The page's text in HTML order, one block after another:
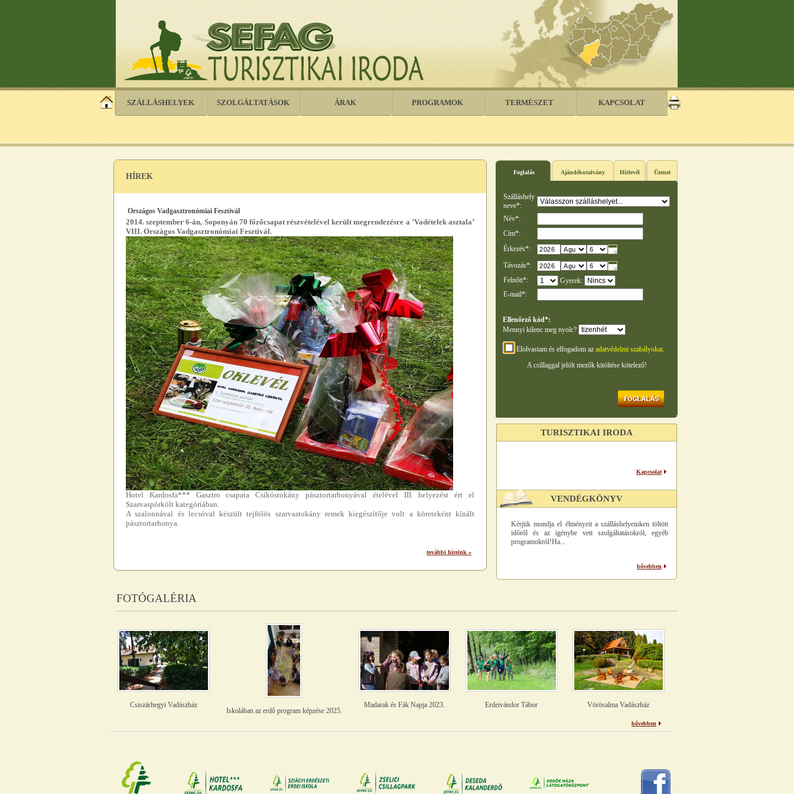
SZÁLLÁSHELYEK SZOLGÁLTATÁSOK ÁRAK PROGRAMOK TERMÉSZET KAPCSOLAT
HÍREK
Országos Vadgasztronómiai Fesztivál
2014. szeptember 6-án, Soponyán 70 főzőcsapat részvételével került megrendezésre a ’Vadételek asztala’
VIII. Országos Vadgasztronómiai Fesztivál.
Hotel Kardosfa*** Gasztro csapata Csikóstokány pásztortarhonyával ételével III. helyezést ért el
Szarvaspörkölt kategóriában.
A szalonnával és lecsóval készült tejfölös szarvastokány remek kiegészítője volt a köreteként kínált
pásztortarhonya.
további híreink »
Foglalás Ajándékutalvány Hírlevél Üzenet
Szálláshely
neve*:
Név*:
Cím*:
Érkezés*:
Távozás*:
Felnőtt*:
Gyerek:
E-mail*:
Ellenőrző kód*:
Mennyi kilenc meg nyolc?
Elolvastam és elfogadom az adatvédelmi szabályokat.
A csillaggal jelölt mezők kitöltése kötelező!
TURISZTIKAI IRODA
Kapcsolat
VENDÉGKÖNYV
Kérjük mondja el élményeit a szálláshelyeinken töltött
időről és az igénybe vett szolgáltatásokról, egyéb
programokról!Ha...
bővebben
FOTÓGALÉRIA
Csiszárhegyi Vadászház
Iskolában az erdő program képzése 2025.
Madarak és Fák Napja 2023. Erdeivándor Tábor Vörösalma Vadászház
bővebben